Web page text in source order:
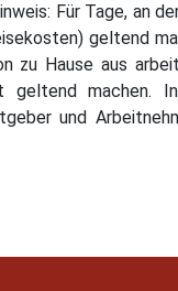
Für Tage, an
geltend
zu Hause aus
geltend
und